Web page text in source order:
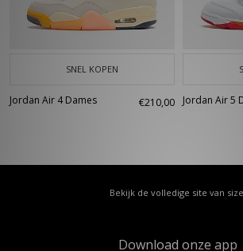
SNEL KOPEN
Jordan Air 4 Dames €210,00 Jordan Air 5
Bekijk de volledige site van
Download onze app